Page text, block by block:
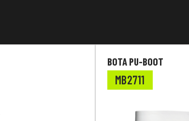
BOTA PU-BOOT
MB2711